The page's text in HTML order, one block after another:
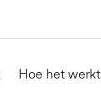
Hoe het werkt